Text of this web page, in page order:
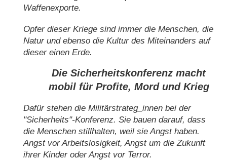
Waffenexporte.
Opfer dieser Kriege sind immer die Menschen, die
Natur und ebenso die Kultur des Miteinanders auf
dieser einen Erde.
Die Sicherheitskonferenz macht
mobil für Profite, Mord und Krieg
Dafür stehen die Militärstrateg_innen bei der
"Sicherheits"-Konferenz. Sie bauen darauf, dass
die Menschen stillhalten, weil sie Angst haben.
Angst vor Arbeitslosigkeit, Angst um die Zukunft
ihrer Kinder oder Angst vor Terror.